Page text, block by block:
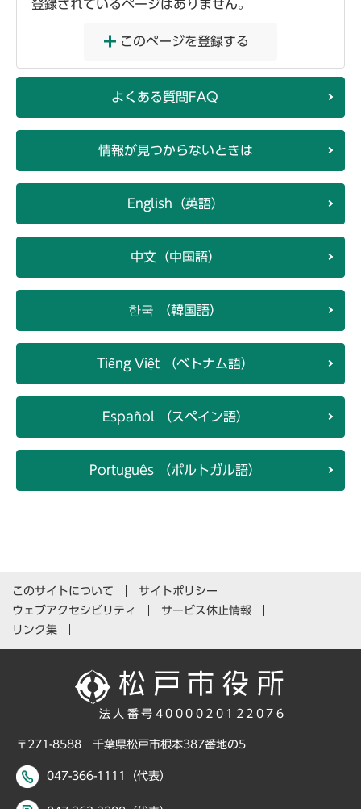
登録されているページはありません。
このページを登録する
よくある質問FAQ
情報が見つからないときは
English（英語）
中文（中国語）
한국 （韓国語）
Tiếng Việt （ベトナム語）
Español （スペイン語）
Português （ポルトガル語）
このサイトについて
サイトポリシー
ウェブアクセシビリティ
サービス休止情報
リンク集
法人番号4000020122076
〒271-8588 千葉県松戸市根本387番地の5
047-366-1111（代表）